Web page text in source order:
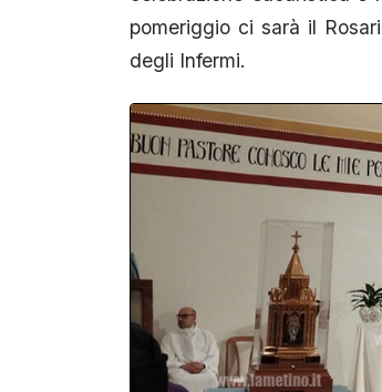
pomeriggio ci sarà il
degli Infermi.